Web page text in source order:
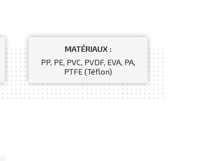
MATÉRIAUX :
PP, PE, PVC, PVDF, EVA, PA,
PTFE (Téflon)